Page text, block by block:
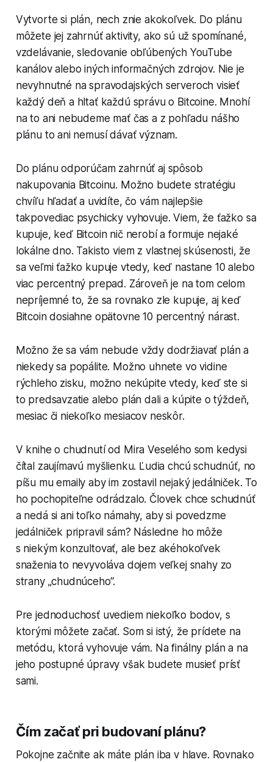
Vytvorte si plán, nech znie akokoľvek. Do plánu
môžete jej zahrnúť aktivity, ako sú už spomínané,
vzdelávanie, sledovanie obľúbených YouTube
kanálov alebo iných informačných zdrojov. Nie je
nevyhnutné na spravodajských serveroch visieť
každý deň a hltať každú správu o Bitcoine. Mnohí
na to ani nebudeme mať čas a z pohľadu nášho
plánu to ani nemusí dávať význam.
Do plánu odporúčam zahrnúť aj spôsob
nakupovania Bitcoinu. Možno budete stratégiu
chvíľu hľadať a uvidíte, čo vám najlepšie
takpovediac psychicky vyhovuje. Viem, že ťažko sa
kupuje, keď Bitcoin nič nerobí a formuje nejaké
lokálne dno. Takisto viem z vlastnej skúsenosti, že
sa veľmi ťažko kupuje vtedy, keď nastane 10 alebo
viac percentný prepad. Zároveň je na tom celom
nepríjemné to, že sa rovnako zle kupuje, aj keď
Bitcoin dosiahne opätovne 10 percentný nárast.
Možno že sa vám nebude vždy dodržiavať plán a
niekedy sa popálite. Možno uhnete vo vidine
rýchleho zisku, možno nekúpite vtedy, keď ste si
to predsavzatie alebo plán dali a kúpite o týždeň,
mesiac či niekoľko mesiacov neskôr.
V knihe o chudnutí od Mira Veselého som kedysi
čítal zaujímavú myšlienku. Ľudia chcú schudnúť, no
píšu mu emaily aby im zostavil nejaký jedálniček. To
ho pochopiteľne odrádzalo. Človek chce schudnúť
a nedá si ani toľko námahy, aby si povedzme
jedálniček pripravil sám? Následne ho môže
s niekým konzultovať, ale bez akéhokoľvek
snaženia to nevyvoláva dojem veľkej snahy zo
strany „chudnúceho“.
Pre jednoduchosť uvediem niekoľko bodov, s
ktorými môžete začať. Som si istý, že prídete na
metódu, ktorá vyhovuje vám. Na finálny plán a na
jeho postupné úpravy však budete musieť prísť
sami.
Čím začať pri budovaní plánu?
Pokojne začnite ak máte plán iba v hlave. Rovnako